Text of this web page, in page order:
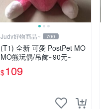
Judy好物商品~ 700
(T1) 全新 可愛 PostPet MO
MO熊玩偶/吊飾~90元~
$109